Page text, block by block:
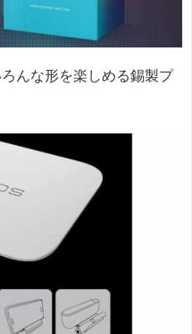
んな形を楽しめる錫製プ